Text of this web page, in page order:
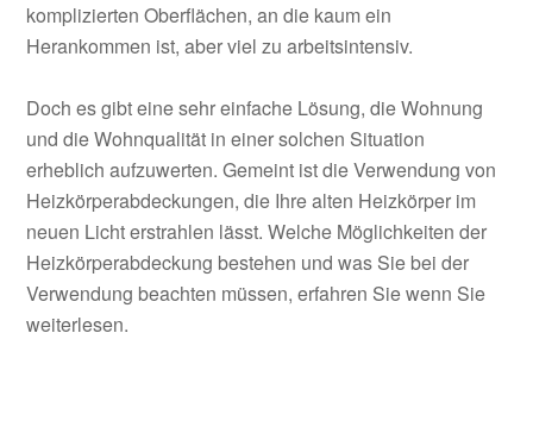
komplizierten Oberflächen, an die kaum ein
Herankommen ist, aber viel zu arbeitsintensiv.
Doch es gibt eine sehr einfache Lösung, die Wohnung
und die Wohnqualität in einer solchen Situation
erheblich aufzuwerten. Gemeint ist die Verwendung von
Heizkörperabdeckungen, die Ihre alten Heizkörper im
neuen Licht erstrahlen lässt. Welche Möglichkeiten der
Heizkörperabdeckung bestehen und was Sie bei der
Verwendung beachten müssen, erfahren Sie wenn Sie
weiterlesen.